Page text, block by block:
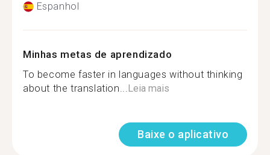
Espanhol
Minhas metas de aprendizado
To become faster in languages without thinking
about the translation...Leia mais
Baixe o aplicativo